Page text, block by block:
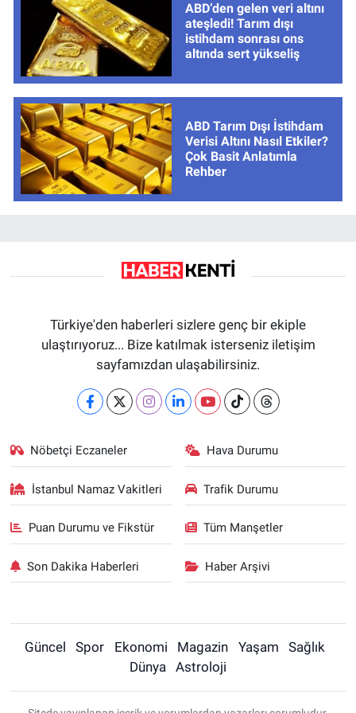
ABD’den gelen veri altını
ateşledi! Tarım dışı
istihdam sonrası ons
altında sert yükseliş
ABD Tarım Dışı İstihdam
Verisi Altını Nasıl Etkiler?
Çok Basit Anlatımla
Rehber
Türkiye'den haberleri sizlere genç bir ekiple
ulaştırıyoruz... Bize katılmak isterseniz iletişim
sayfamızdan ulaşabilirsiniz.
Nöbetçi Eczaneler Hava Durumu
İstanbul Namaz Vakitleri Trafik Durumu
Puan Durumu ve Fikstür Tüm Manşetler
Son Dakika Haberleri Haber Arşivi
Güncel Spor Ekonomi Magazin Yaşam
Sağlık
Dünya
Astroloji